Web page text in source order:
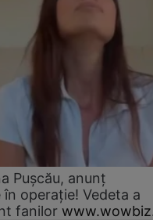
Pușcău, anunț
operație! Vedeta a
fanilor